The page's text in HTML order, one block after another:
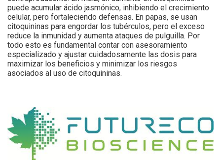
puede acumular ácido jasmónico, inhibiendo el crecimiento
celular, pero fortaleciendo defensas. En papas, se usan
citoquininas para engordar los tubérculos, pero el exceso
reduce la inmunidad y aumenta ataques de pulguilla. Por
todo esto es fundamental contar con asesoramiento
especializado y ajustar cuidadosamente las dosis para
maximizar los beneficios y minimizar los riesgos
asociados al uso de citoquininas.